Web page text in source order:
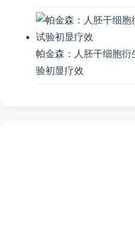
帕金森：人胚干细胞
验初显疗效